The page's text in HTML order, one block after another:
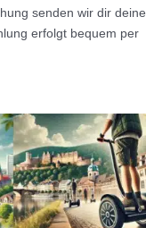
senden wir dir deine
erfolgt bequem per